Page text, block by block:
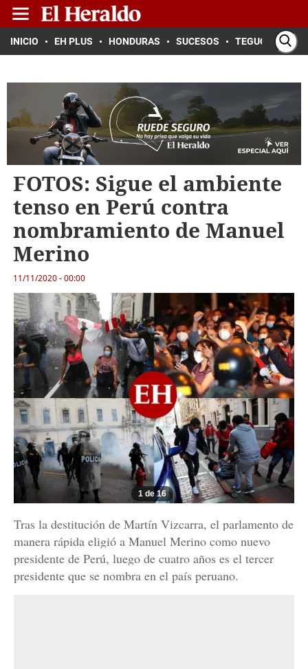
INICIO EH PLUS HONDURAS SUCESOS TEGUCIGALPA
FOTOS: Sigue el ambiente
tenso en Perú contra
nombramiento de Manuel
Merino
11/11/2020 - 00:00
1 de 16
Tras la destitución de Martín Vizcarra, el parlamento de
manera rápida eligió a Manuel Merino como nuevo
presidente de Perú, luego de cuatro años es el tercer
presidente que se nombra en el país peruano.